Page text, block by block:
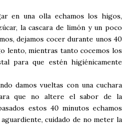
en una olla echamos los higos,
la cascara de limón y un poco
dejamos cocer durante unos 40
lento, mientras tanto cocemos los
para que estén higiénicamente
damos vueltas con una cuchara
que no altere el sabor de la
estos 40 minutos echamos
cuidado de no meter la